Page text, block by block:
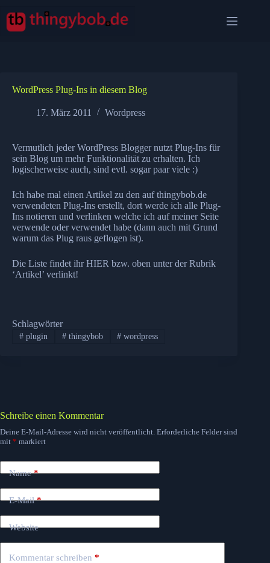
Inhalt
springen
WordPress Plug-Ins in diesem Blog
17. März 2011 Wordpress
Vermutlich jeder WordPress Blogger nutzt Plug-Ins für
sein Blog um mehr Funktionalität zu erhalten. Ich
logischerweise auch, sind evtl. sogar paar viele :)
Ich habe mal einen Artikel zu den auf thingybob.de
verwendeten Plug-Ins erstellt, dort werde ich alle Plug-
Ins notieren und verlinken welche ich auf meiner Seite
verwende oder verwendet habe (dann auch mit Grund
warum das Plug raus geflogen ist).
Die Liste findet ihrHIER bzw. oben unter der Rubrik
‘Artikel’ verlinkt!
Schlagwörter
#plugin #thingybob # wordpress
Schreibe einen Kommentar
Deine E-Mail-Adresse wird nicht veröffentlicht. Erforderliche Felder sind
mit * markiert
Name*
E-Mail*
Website
Kommentar schreiben *